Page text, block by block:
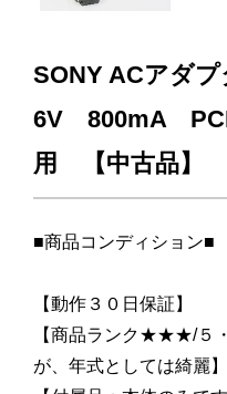
SONY ACアダ
6V 800mA
用 【中古品】
■商品コンディション■
【動作３０日保証】
【商品ランク★★★/５
が、年式としては綺麗